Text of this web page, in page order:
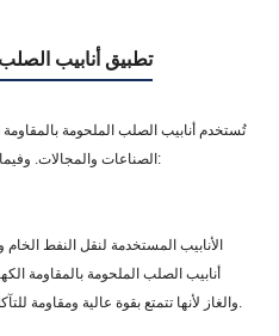
تطبيق أنابيب الصلب
تُستخدم أنابيب الصلب الملحومة
الصناعات والمجالات. وفيما يلي بعض سيناريوهات التطبيق الرئيسية:
الأنابيب المستخدمة لنقل النفط الخام
أنابيب الصلب الملحومة بالمقاومة
والغاز لأنها تتمتع بقوة عالية ومقاومة للتآكل ويمكنها تحمل الضغط الناتج أثناء النقل.